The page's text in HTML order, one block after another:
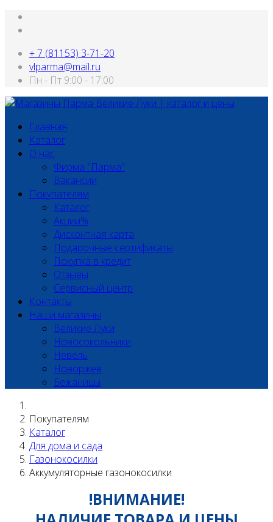
+ 7 (81153) 3-71-20
vlparma@mail.ru
Пн - Пт 9:00 - 17:00
Главная
Каталог
О нас
Фирма "Парма"
Вакансии
Покупателям
Каталог
Акции%
Дисконтная карта
Подарочные сертификаты
Покупка в кредит
Отзывы
Сервисный центр
Контакты
Наши магазины
Великие Луки
Новосокольники
Невель
Новоржев
Бежаницы
Покупателям
Каталог
Для дома и сада
Газонокосилки
Аккумуляторные газонокосилки
!ВНИМАНИЕ!